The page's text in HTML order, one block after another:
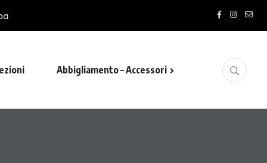
Abbigliamento – Accessori